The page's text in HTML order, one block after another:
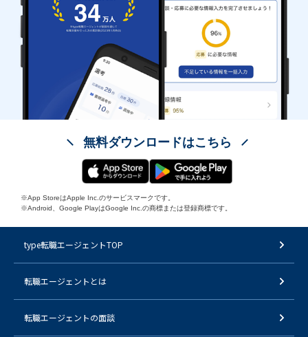
無料ダウンロードはこちら
※App StoreはApple Inc.のサービスマークです。
※Android、Google PlayはGoogle Inc.の商標または登録商標です。
type転職エージェントTOP
転職エージェントとは
転職エージェントの面談